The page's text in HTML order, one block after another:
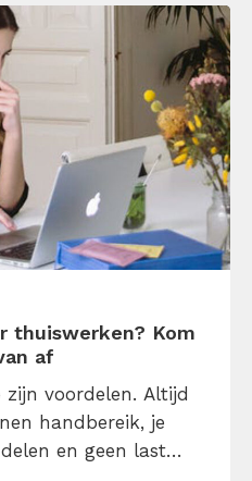
[…]
thuiswerken? Kom
af
voordelen. Altijd
handbereik, je
en geen last